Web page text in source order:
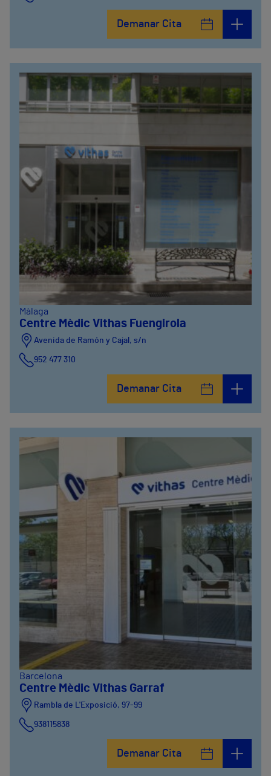
Demanar Cita
Màlaga
Centre Mèdic Vithas Fuengirola
Avenida de Ramón y Cajal, s/n
952 477 310
Demanar Cita
Barcelona
Centre Mèdic Vithas Garraf
Rambla de L'Exposició, 97-99
938115838
Demanar Cita